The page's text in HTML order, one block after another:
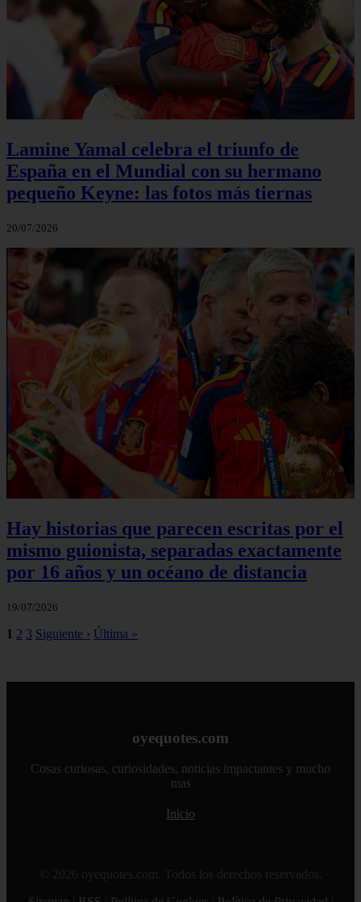
Lamine Yamal celebra el triunfo de
España en el Mundial con su hermano
pequeño Keyne: las fotos más tiernas
20/07/2026
Hay historias que parecen escritas por el
mismo guionista, separadas exactamente
por 16 años y un océano de distancia
19/07/2026
1 2 3 Siguiente › Última »
oyequotes.com
Cosas curiosas, curiosidades, noticias impactantes y mucho
mas
Inicio
© 2026 oyequotes.com. Todos los derechos reservados.